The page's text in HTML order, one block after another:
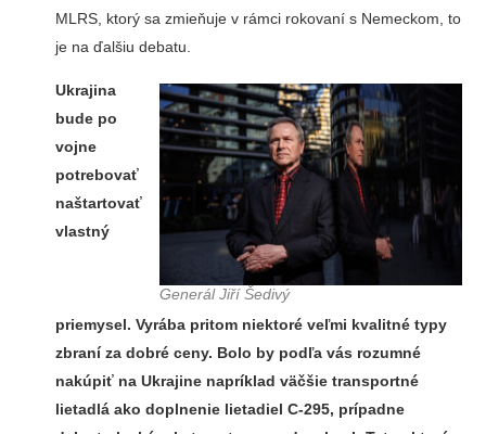
MLRS, ktorý sa zmieňuje v rámci rokovaní s Nemeckom, to
je na ďalšiu debatu.
Generál Jiří Šedivý
Ukrajina
bude po
vojne
potrebovať
naštartovať
vlastný
priemysel. Vyrába pritom niektoré veľmi kvalitné typy
zbraní za dobré ceny. Bolo by podľa vás rozumné
nakúpiť na Ukrajine napríklad väčšie transportné
lietadlá ako doplnenie lietadiel C-295, prípadne